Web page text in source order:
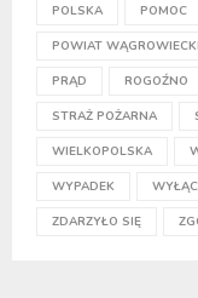
POLSKA POMOC
POWIAT WĄGROWIECKI
PRĄD ROGOŹNO
STRAŻ POŻARNA
WIELKOPOLSKA
WYPADEK
ZDARZYŁO SIĘ